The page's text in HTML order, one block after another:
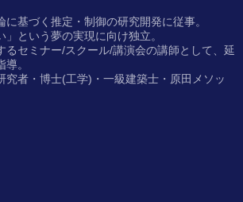
に基づく推定・制御の研究開発に従事。
」という夢の実現に向け独立。
るセミナー/スクール/講演会の講師として、延
。
究者・博士(工学)・一級建築士・原田メソッ